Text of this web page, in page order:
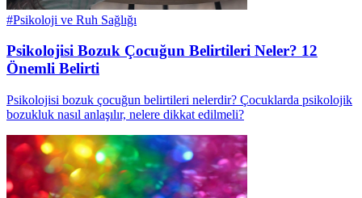
#Psikoloji ve Ruh Sağlığı
Psikolojisi Bozuk Çocuğun Belirtileri Neler? 12
Önemli Belirti
Psikolojisi bozuk çocuğun belirtileri nelerdir? Çocuklarda psikolojik
bozukluk nasıl anlaşılır, nelere dikkat edilmeli?